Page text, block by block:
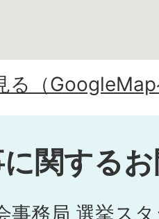
る（
関する
事務局 選挙ス